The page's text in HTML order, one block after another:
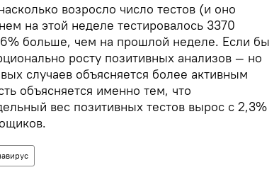
возросло число тестов (и оно
на этой неделе тестировалось 3370
больше, чем на прошлой неделе. Если бы
росту позитивных анализов — но
случаев объясняется более активным
объясняется именно тем, что
вес позитивных тестов вырос с 2,3%